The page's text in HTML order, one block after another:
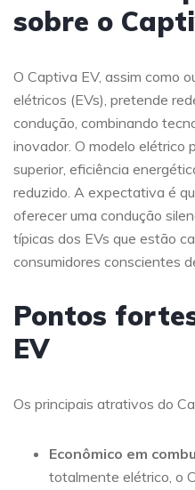
sobre o
O Captiva EV, assim como
elétricos (EVs), pretende
condução, combinando
inovador. O modelo elétrico
superior, eficiência
reduzido. A expectativa é
oferecer uma condução
típicas dos EVs que estão
consumidores conscientes
Pontos
EV
Os principais atrativos do
Econômico em
totalmente elétrico, o